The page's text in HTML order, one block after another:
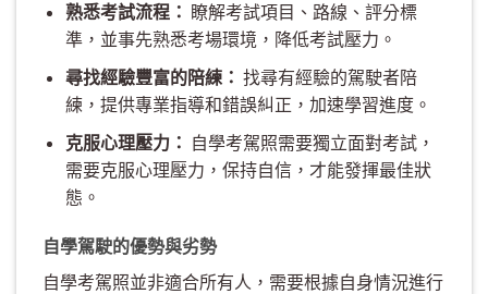
熟悉考試流程： 瞭解考試項目、路線、評分標
準，並事先熟悉考場環境，降低考試壓力。
尋找經驗豐富的陪練： 找尋有經驗的駕駛者陪
練，提供專業指導和錯誤糾正，加速學習進度。
克服心理壓力： 自學考駕照需要獨立面對考試，
需要克服心理壓力，保持自信，才能發揮最佳狀
態。
自學駕駛的優勢與劣勢
自學考駕照並非適合所有人，需要根據自身情況進行